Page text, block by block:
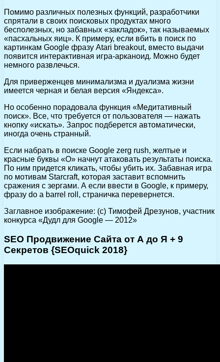
Помимо различных полезных функций, разработчики
спрятали в своих поисковых продуктах много
бесполезных, но забавных «закладок», так называемых
«пасхальных яиц». К примеру, если вбить в поиск по
картинкам Google фразу Atari breakout, вместо выдачи
появится интерактивная игра-арканоид. Можно будет
немного развлечься.
Для приверженцев минимализма и дуализма жизни
имеется черная и белая версия «Яндекса».
Но особенно порадовала функция «Медитативный
поиск». Все, что требуется от пользователя — нажать
кнопку «искать». Запрос подберется автоматически,
иногда очень странный.
Если набрать в поиске Google zerg rush, желтые и
красные буквы «О» начнут атаковать результаты поиска.
По ним придется кликать, чтобы убить их. Забавная игра
по мотивам Starcraft, которая заставит вспомнить
сражения с зергами. А если ввести в Google, к примеру,
фразу do a barrel roll, страничка перевернется.
Заглавное изображение: (с) Тимофей Дрезунов, участник
конкурса «Дудл для Google — 2012»
SEO Продвижение Сайта от А до Я + 9
Секретов {SEOquick 2018}